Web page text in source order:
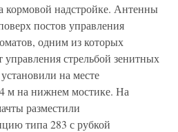
кормовой надстройке. Антенны
постов управления
одним из которых
стрельбой зенитных
на месте
м на нижнем мостике. На
разместили
типа 283 с рубкой